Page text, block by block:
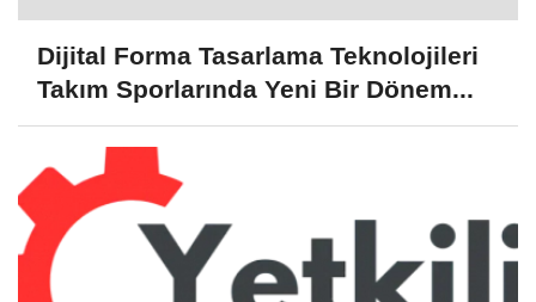
Dijital Forma Tasarlama Teknolojileri
Takım Sporlarında Yeni Bir Dönem...